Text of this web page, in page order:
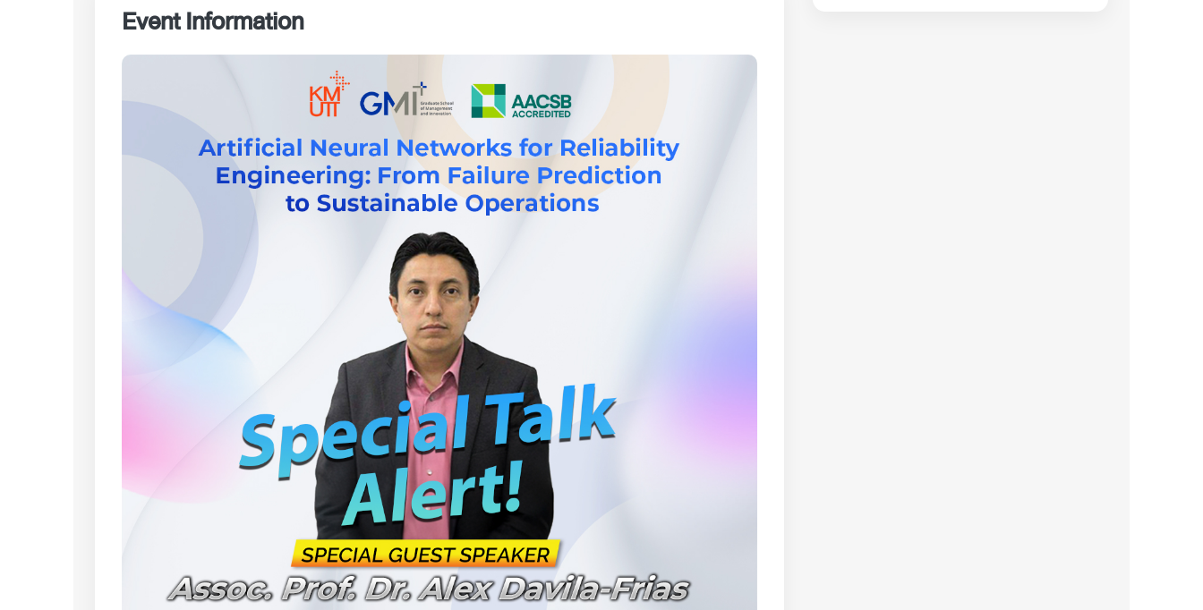
Event Information